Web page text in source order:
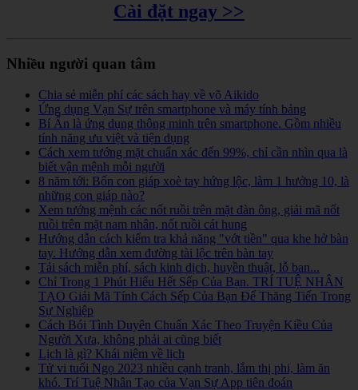
Cài đặt ngay >>
Nhiều người quan tâm
Chia sẻ miễn phí các sách hay về võ Aikido
Ứng dụng Vạn Sự trên smartphone và máy tính bảng
Bí Ẩn là ứng dụng thông minh trên smartphone. Gồm nhiều
tính năng ưu việt và tiện dụng
Cách xem tướng mặt chuẩn xác đến 99%, chỉ cần nhìn qua là
biết vận mệnh mỗi người
8 năm tới: Bốn con giáp xoè tay hứng lộc, làm 1 hưởng 10, là
những con giáp nào?
Xem tướng mệnh các nốt ruồi trên mặt đàn ông, giải mã nốt
ruồi trên mặt nam nhân, nốt ruồi cát hung
Hướng dẫn cách kiểm tra khả năng "vớt tiền" qua khe hở bàn
tay. Hướng dẫn xem đường tài lộc trên bàn tay
Tải sách miễn phí, sách kinh dịch, huyền thuật, lỗ ban...
Chỉ Trong 1 Phút Hiểu Hết Sếp Của Bạn. TRÍ TUỆ NHÂN
TẠO Giải Mã Tính Cách Sếp Của Bạn Để Thăng Tiến Trong
Sự Nghiệp
Cách Bói Tình Duyên Chuẩn Xác Theo Truyện Kiều Của
Người Xưa, không phải ai cũng biết
Lịch là gì? Khái niệm về lịch
Tử vi tuổi Ngọ 2023 nhiều cạnh tranh, lắm thị phi, làm ăn
khó. Trí Tuệ Nhân Tạo của Vạn Sự App tiên đoán